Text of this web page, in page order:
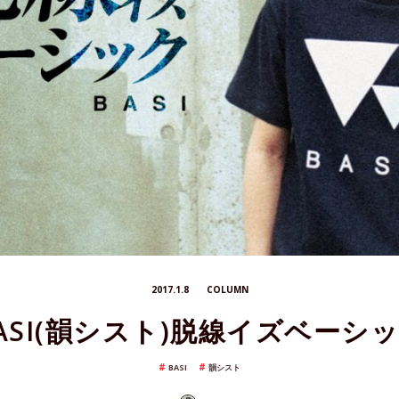
2017.1.8 COLUMN
韻シスト)脱線イズベーシ
BASI 韻シスト